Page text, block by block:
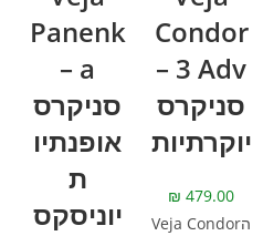
Condor
3 Adv –
סניקרס
יוקרתיות
₪ 479.00
הVeja Condor
Panenk
a –
סניקרס
אופנתיו
ת
יוניסקס